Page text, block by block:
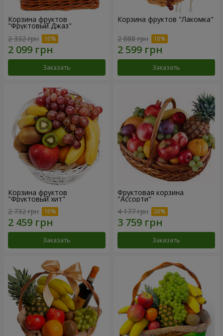
Корзина фруктов
"Фруктовый Джаз"
2 332 грн
Заказать
Корзина фруктов "Лакомка"
2 888 грн
Заказать
Корзина фруктов
"Фруктовый хит"
2 732 грн
Заказать
Фруктовая корзина
"Ассорти"
4 177 грн
Заказать